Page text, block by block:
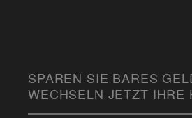
SPAREN SIE BARES
WECHSELN JETZT IHRE